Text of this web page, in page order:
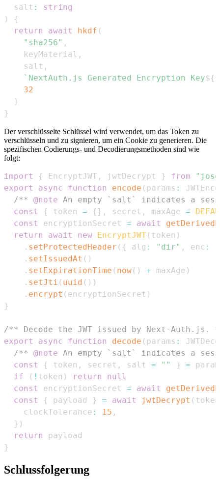
  salt
:
string
)
{
return
await hkdf (
"sha256" ,
    keyMaterial
,
    salt
,
` NextAuth.js Generated Encryption Key${
32
)
}
Der verschlüsselte Schlüssel wird verwendet, um das Token zu
verschlüsseln und zu signieren, um ein Cookie zu generieren. Die
spezifischen Codierungs- und Decodierungsmethoden sind wie
folgt:
import { EncryptJWT , jwtDecrypt } from
export
async function encode ( params :
/** @note An empty `salt` indicates a
const
{ token = { } , secret , maxAge =
const
encryptionSecret = await
return
await new EncryptJWT( token )
. setProtectedHeader ( { alg : "dir" , enc :
. setIssuedAt ( )
. setExpirationTime ( now( ) + maxAge )
. setJti ( uuid ( ) )
. encrypt ( encryptionSecret )
}
/** Decode the JWT issued by Next-Auth.js.
export
async function decode ( params :
/** @note An empty `salt` indicates a
const
{ token , secret , salt = "" }
=
if
( ! token ) return
null
const
encryptionSecret = await
const
{ payload } = await jwtDecrypt ( token
    clockTolerance
: 15 ,
} )
return
}
Schlussfolgerung